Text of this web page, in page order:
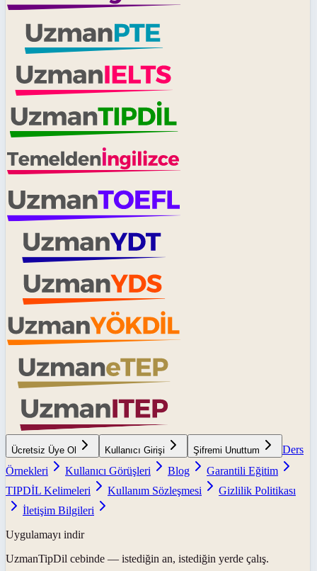
Ücretsiz Üye Ol Kullanıcı Girişi Şifremi Unuttum
Ders
Örnekleri
Kullanıcı Görüşleri Blog
Garantili Eğitim
TIPDİL Kelimeleri
Kullanım Sözleşmesi
Gizlilik Politikası
İletişim Bilgileri
Uygulamayı indir
UzmanTipDil cebinde — istediğin an, istediğin yerde çalış.